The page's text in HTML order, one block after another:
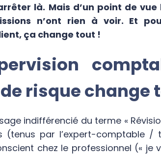
là. Mais d’un point de vue
n’ont rien à voir. Et
ça change tout !
risque change
indifférencié du terme «
par l’expert-comptable /
chez le professionnel (« je